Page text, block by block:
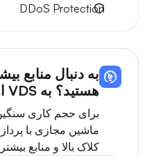
DDoS Protection
به دنبال منابع
هستید؟ به VDS ارتقا دهید.
برای حجم کاری
کلاک بالا و منابع